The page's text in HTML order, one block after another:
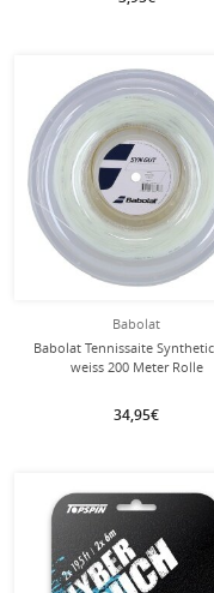
Babolat
Babolat Tennissaite
weiss 200 Meter Rolle
34,95€